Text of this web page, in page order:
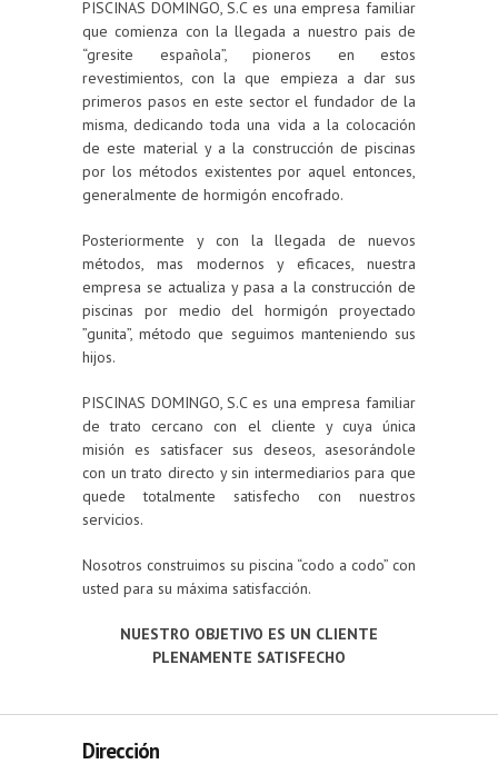
PISCINAS DOMINGO, S.C es una empresa familiar
que comienza con la llegada a nuestro pais de
“gresite española”, pioneros en estos
revestimientos, con la que empieza a dar sus
primeros pasos en este sector el fundador de la
misma, dedicando toda una vida a la colocación
de este material y a la construcción de piscinas
por los métodos existentes por aquel entonces,
generalmente de hormigón encofrado.
Posteriormente y con la llegada de nuevos
métodos, mas modernos y eficaces, nuestra
empresa se actualiza y pasa a la construcción de
piscinas por medio del hormigón proyectado
”gunita”, método que seguimos manteniendo sus
hijos.
PISCINAS DOMINGO, S.C es una empresa familiar
de trato cercano con el cliente y cuya única
misión es satisfacer sus deseos, asesorándole
con un trato directo y sin intermediarios para que
quede totalmente satisfecho con nuestros
servicios.
Nosotros construimos su piscina “codo a codo” con
usted para su máxima satisfacción.
NUESTRO OBJETIVO ES UN CLIENTE
PLENAMENTE SATISFECHO
Dirección